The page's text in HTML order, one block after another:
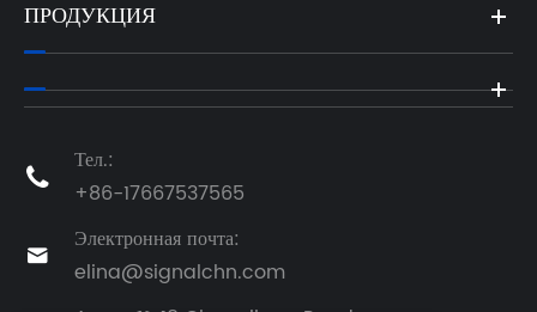
ПРОДУКЦИЯ

Тел.:
+86-17667537565

Электронная почта:
elina@signalchn.com